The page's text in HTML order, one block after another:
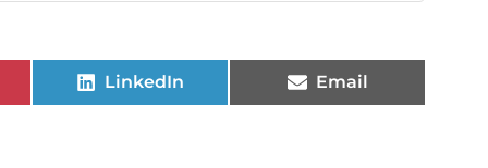
LinkedIn Email